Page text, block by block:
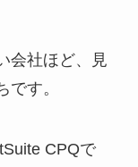
会社ほど、見
す。
CPQで